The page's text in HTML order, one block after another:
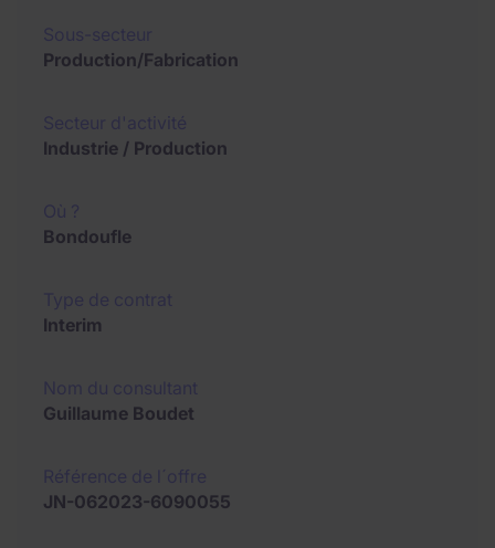
Production/Fabrication
Industrie / Production
Bondoufle
Interim
Guillaume Boudet
JN-062023-6090055